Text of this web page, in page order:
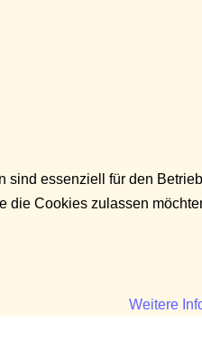
essenziell für den
die Cookies zulassen
Weitere